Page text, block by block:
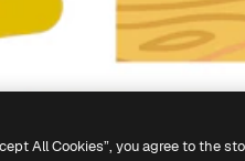
All Cookies”, you agree to the